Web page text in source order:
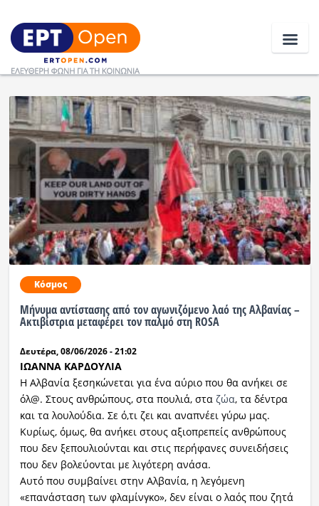
Ειδήσεις
Ελλάδα
Κοινωνία
Πολιτική
Οικονομία
Κόσμος
Ραδιόφωνο LIVE
Εκπομπές
Πολιτισμός
Κόσμος
Μήνυμα αντίστασης από τον αγωνιζόμενο λαό της Αλβανίας –
Ακτιβίστρια μεταφέρει τον παλμό στη ROSA
Δευτέρα, 08/06/2026 - 21:02
ΙΩΑΝΝΑ ΚΑΡΔΟΥΛΙΑ
Η Αλβανία ξεσηκώνεται για ένα αύριο που θα ανήκει σε
όλ@. Στους ανθρώπους, στα πουλιά, στα ζώα, τα δέντρα
και τα λουλούδια. Σε ό,τι ζει και αναπνέει γύρω μας.
Κυρίως, όμως, θα ανήκει στους αξιοπρεπείς ανθρώπους
που δεν ξεπουλιούνται και στις περήφανες συνειδήσεις
που δεν βολεύονται με λιγότερη ανάσα.
Αυτό που συμβαίνει στην Αλβανία, η λεγόμενη
«επανάσταση των φλαμίνγκο», δεν είναι ο λαός που ζητά